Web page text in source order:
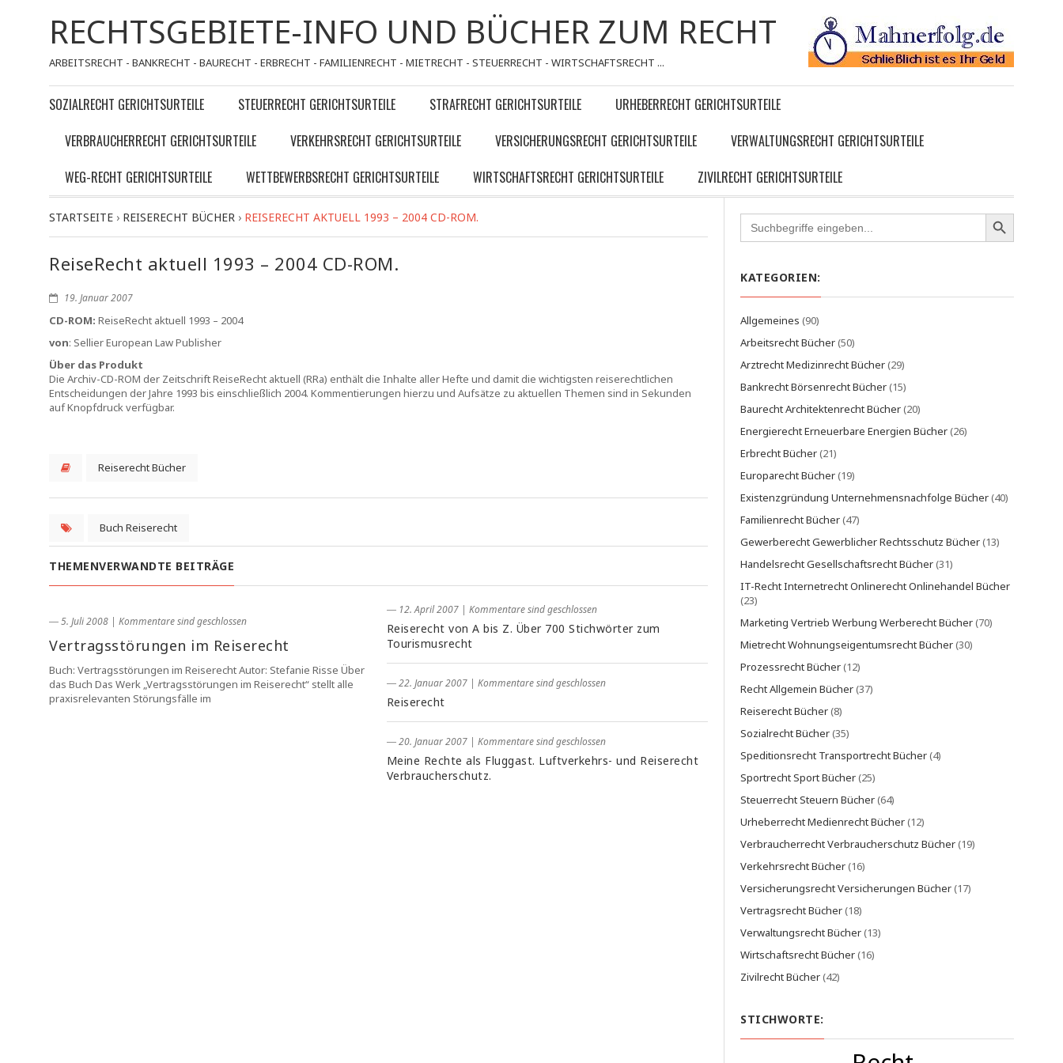
RECHTSGEBIETE-INFO UND BÜCHER ZUM RECHT
ARBEITSRECHT - BANKRECHT - BAURECHT - ERBRECHT - FAMILIENRECHT - MIETRECHT - STEUERRECHT - WIRTSCHAFTSRECHT ...
SOZIALRECHT GERICHTSURTEILE STEUERRECHT GERICHTSURTEILE STRAFRECHT GERICHTSURTEILE
URHEBERRECHT GERICHTSURTEILE
VERBRAUCHERRECHT GERICHTSURTEILE
VERKEHRSRECHT GERICHTSURTEILE VERSICHERUNGSRECHT GERICHTSURTEILE
VERWALTUNGSRECHT GERICHTSURTEILE
WEG-RECHT GERICHTSURTEILE
WETTBEWERBSRECHT GERICHTSURTEILE WIRTSCHAFTSRECHT GERICHTSURTEILE ZIVILRECHT GERICHTSURTEILE
STARTSEITE › REISERECHT BÜCHER › REISERECHT AKTUELL 1993 – 2004 CD-ROM.
ReiseRecht aktuell 1993 – 2004 CD-ROM.
19. Januar 2007
CD-ROM: ReiseRecht aktuell 1993 – 2004
von: Sellier European Law Publisher
Über das Produkt
Die Archiv-CD-ROM der Zeitschrift ReiseRecht aktuell (RRa) enthält die Inhalte aller Hefte und damit die wichtigsten reiserechtlichen
Entscheidungen der Jahre 1993 bis einschließlich 2004. Kommentierungen hierzu und Aufsätze zu aktuellen Themen sind in Sekunden
auf Knopfdruck verfügbar.
Reiserecht Bücher
Buch Reiserecht
THEMENVERWANDTE BEITRÄGE
― 5. Juli 2008 | Kommentare sind geschlossen
Vertragsstörungen im Reiserecht
Buch: Vertragsstörungen im Reiserecht Autor: Stefanie Risse Über
das Buch Das Werk „Vertragsstörungen im Reiserecht“ stellt alle
praxisrelevanten Störungsfälle im
― 12. April 2007 | Kommentare sind geschlossen
Reiserecht von A bis Z. Über 700 Stichwörter zum
Tourismusrecht
― 22. Januar 2007 | Kommentare sind geschlossen
Reiserecht
― 20. Januar 2007 | Kommentare sind geschlossen
Meine Rechte als Fluggast. Luftverkehrs- und Reiserecht
Verbraucherschutz.
Search
for:
KATEGORIEN:
Allgemeines (90)
Arbeitsrecht Bücher(50)
Arztrecht Medizinrecht Bücher(29)
Bankrecht Börsenrecht Bücher(15)
Baurecht Architektenrecht Bücher(20)
Energierecht Erneuerbare Energien Bücher(26)
Erbrecht Bücher(21)
Europarecht Bücher(19)
Existenzgründung Unternehmensnachfolge Bücher(40)
Familienrecht Bücher(47)
Gewerberecht Gewerblicher Rechtsschutz Bücher(13)
Handelsrecht Gesellschaftsrecht Bücher(31)
IT-Recht Internetrecht Onlinerecht Onlinehandel Bücher
(23)
Marketing Vertrieb Werbung Werberecht Bücher(70)
Mietrecht Wohnungseigentumsrecht Bücher(30)
Prozessrecht Bücher(12)
Recht Allgemein Bücher(37)
Reiserecht Bücher(8)
Sozialrecht Bücher(35)
Speditionsrecht Transportrecht Bücher(4)
Sportrecht Sport Bücher(25)
Steuerrecht Steuern Bücher(64)
Urheberrecht Medienrecht Bücher(12)
Verbraucherrecht Verbraucherschutz Bücher(19)
Verkehrsrecht Bücher(16)
Versicherungsrecht Versicherungen Bücher(17)
Vertragsrecht Bücher(18)
Verwaltungsrecht Bücher(13)
Wirtschaftsrecht Bücher(16)
Zivilrecht Bücher(42)
STICHWORTE: